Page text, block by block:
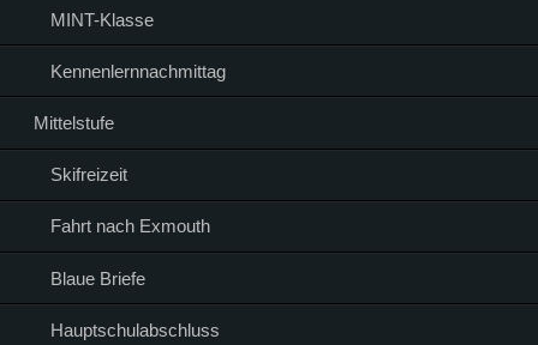
MINT-Klasse
Kennenlernnachmittag
Mittelstufe
Skifreizeit
Fahrt nach Exmouth
Blaue Briefe
Hauptschulabschluss